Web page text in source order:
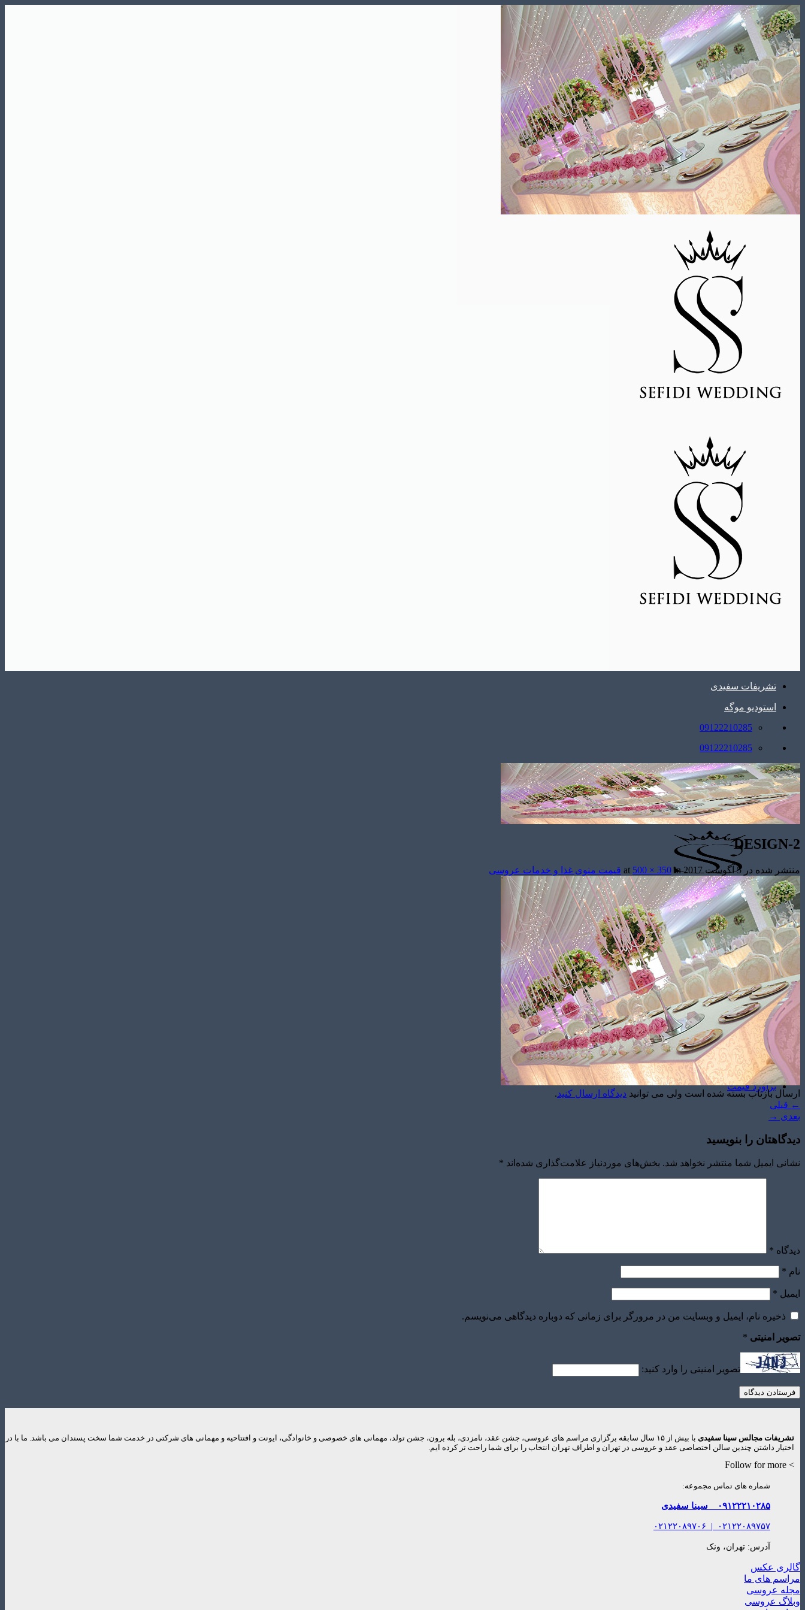
Skip
to
content
تشریفات سفیدی
استودیو موگه
09122210285
09122210285
تشریفات مجالس
باغ های عروسی
استودیو عکاسی
قیمت منوها
برآورد قیمت
برآورد قیمت
DESIGN-2
منتشر شده در5 آگوست 2017 at
500 × 350in قیمت منوی غذا و خدمات عروسی
ارسال بازتاب بسته شده است ولی می توانید دیدگاه ارسال کنید.
← قبلی
بعدی →
دیدگاهتان را بنویسید
نشانی ایمیل شما منتشر نخواهد شد. بخش‌های موردنیاز علامت‌گذاری شده‌اند *
دیدگاه *
نام *
ایمیل *
ذخیره نام، ایمیل و وبسایت من در مرورگر برای زمانی که دوباره دیدگاهی می‌نویسم.
تصویر امنیتی *
تصویر امنیتی را وارد کنید:
تشریفات مجالس سینا سفیدی
با بیش از ۱۵ سال سابقه برگزاری مراسم های عروسی، جشن عقد، نامزدی، بله برون، جشن تولد، مهمانی های خصوصی و خانوادگی، ایونت و افتتاحیه و مهمانی های شرکتی در خدمت شما سخت پسندان می باشد. ما با در
اختیار داشتن چندین سالن اختصاصی عقد و عروسی در تهران و اطراف تهران انتخاب را برای شما راحت تر کرده ایم.
> Follow for more
شماره های تماس مجموعه:
۰۹۱۲۲۲۱۰۲۸۵ سینا سفیدی
۰۲۱۲۲۰۸۹۷۵۷ | ۰۲۱۲۲۰۸۹۷۰۶
آدرس: تهران، ونک
گالری عکس
مراسم های ما
مجله عروسی
وبلاگ عروسی